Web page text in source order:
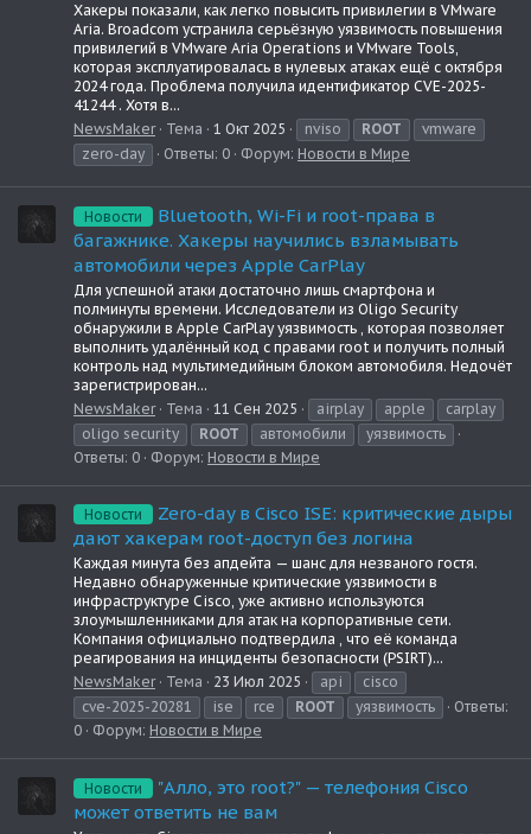
Хакеры показали, как легко повысить привилегии в VMware
Aria. Broadcom устранила серьёзную уязвимость повышения
привилегий в VMware Aria Operations и VMware Tools,
которая эксплуатировалась в нулевых атаках ещё с октября
2024 года. Проблема получила идентификатор CVE-2025-
41244 . Хотя в...
NewsMaker
Тема 1 Окт 2025 nviso ROOT
vmware
zero-day
Ответы: 0 Форум: Новости в Мире
Новости
Bluetooth, Wi-Fi и root-права в
багажнике. Хакеры научились взламывать
автомобили через Apple CarPlay
Для успешной атаки достаточно лишь смартфона и
полминуты времени. Исследователи из Oligo Security
обнаружили в Apple CarPlay уязвимость , которая позволяет
выполнить удалённый код с правами root и получить полный
контроль над мультимедийным блоком автомобиля. Недочёт
зарегистрирован...
NewsMaker
Тема 11 Сен 2025 airplay apple
carplay
oligo security
ROOT автомобили
уязвимость
Ответы: 0
Форум: Новости в Мире
Новости
Zero-day в Cisco ISE: критические дыры
дают хакерам root-доступ без логина
Каждая минута без апдейта — шанс для незваного гостя.
Недавно обнаруженные критические уязвимости в
инфраструктуре Cisco, уже активно используются
злоумышленниками для атак на корпоративные сети.
Компания официально подтвердила , что её команда
реагирования на инциденты безопасности (PSIRT)...
NewsMaker
Тема 23 Июл 2025 api
cisco
cve-2025-20281
ise rce ROOT уязвимость
Ответы:
0
Форум: Новости в Мире
Новости
"Алло, это root?" — телефония Cisco
может ответить не вам